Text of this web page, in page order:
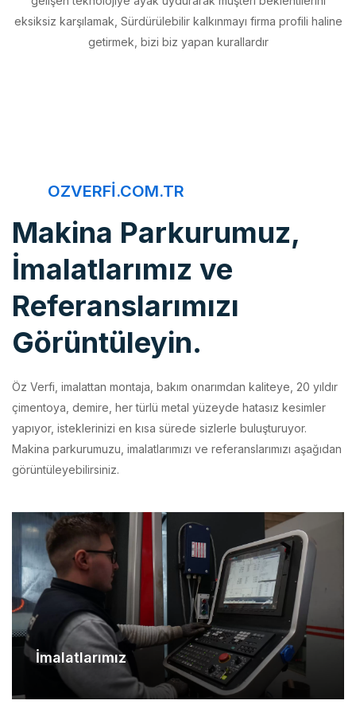
getirmek, bizi biz yapan kurallardır
Makina Parkurumuz,
İmalatlarımız ve
Referanslarımızı
Görüntüleyin.
Öz Verfi, imalattan montaja, bakım onarımdan kaliteye, 20 yıldır
yapıyor, isteklerinizi en kısa sürede sizlerle buluşturuyor.
Makina parkurumuzu, imalatlarımızı ve referanslarımızı aşağıdan
görüntüleyebilirsiniz.
İmalatlarımız